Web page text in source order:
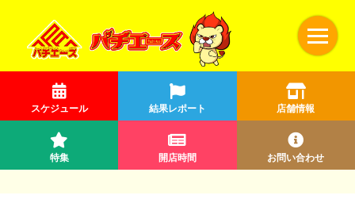
スケジュール 結果レポート 店舗情報
特集 開店時間 お問い合わせ